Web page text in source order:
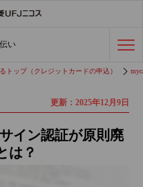
い
トップ（クレジットカードの申込）
更新：2025年12月9日
イン認証が原則廃
は？